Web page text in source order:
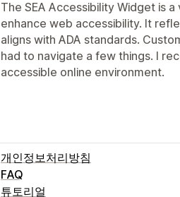
The SEA Accessibility Widget is
enhance web accessibility. It
aligns with ADA standards.
had to navigate a few things. I
accessible online environment.
개인정보처리방침
FAQ
튜토리얼